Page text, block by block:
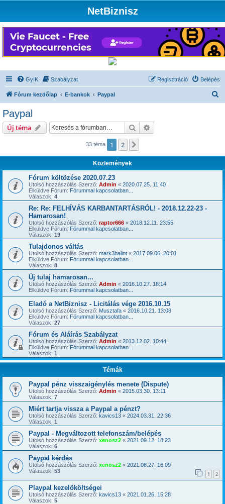
NetBiznisz
GyIK Szabályzat Belépés
Regisztráció
Fórum kezdőlap E-bankok Paypal
Paypal
Új téma Keresés
33 téma 1 2
Közlemények
Fórum költözése 2020.07.23
Utolsó hozzászólás Szerző: Admin « 2020.07.25. 11:40
Elküldve Fórum: Fórummal kapcsolatban...
Válaszok: 4
Re: Re: FELHÍVÁS KARBANTARTÁSRÓL! - 2018.12.22-23 -
Hamarosan!
Utolsó hozzászólás Szerző: raptor666 « 2018.12.11. 23:55
Elküldve Fórum: Fórummal kapcsolatban...
Válaszok: 19
Tulajdonos váltás
Utolsó hozzászólás Szerző: mark3balint « 2017.09.06. 20:01
Elküldve Fórum: Fórummal kapcsolatban...
Válaszok: 8
Új tulaj hamarosan...
Utolsó hozzászólás Szerző: Admin « 2016.10.27. 18:14
Elküldve Fórum: Fórummal kapcsolatban...
Eladó a NetBiznisz - Licitálás vége 2016.10.15
Utolsó hozzászólás Szerző: Musztafa « 2016.10.21. 13:08
Elküldve Fórum: Fórummal kapcsolatban...
Válaszok: 27
Fórum és Aláírás Szabályzat
Utolsó hozzászólás Szerző: Admin « 2013.12.02. 10:44
Elküldve Fórum: Fórummal kapcsolatban...
Válaszok: 1
Témák
Paypal pénz visszaigénylés menete (Dispute)
Utolsó hozzászólás Szerző: Admin « 2015.03.30. 13:11
Válaszok: 7
Miért tartja vissza a Paypal a pénzt?
Utolsó hozzászólás Szerző: kavics13 « 2024.03.31. 22:36
Válaszok: 1
Paypal - Megváltozott telefonszám/belépés
Utolsó hozzászólás Szerző: xenosz2 « 2021.09.12. 18:23
Válaszok: 6
Paypal kérdés
Utolsó hozzászólás Szerző: xenosz2 « 2021.08.27. 16:09
Válaszok: 53 1 2
Playpal kezelököltségei
Utolsó hozzászólás Szerző: kavics13 « 2021.01.26. 15:28
Válaszok: 5